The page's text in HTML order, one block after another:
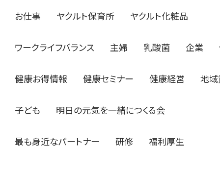
お仕事 ヤクルト保育所 ヤクルト化粧品
ワークライフバランス 主婦 乳酸菌 企業
健康お得情報 健康セミナー 健康経営 地
子ども 明日の元気を一緒につくる会
最も身近なパートナー 研修 福利厚生